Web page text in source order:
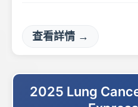
查看詳情 →
2025 Lung